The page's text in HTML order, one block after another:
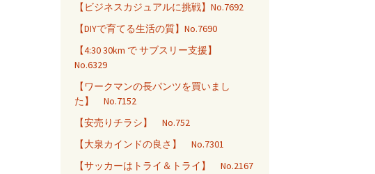
【ビジネスカジュアルに挑戦】No.7692
【DIYで育てる生活の質】No.7690
【4:30 30km で サブスリー支援】
No.6329
【ワークマンの長パンツを買いまし
た】 No.7152
【安売りチラシ】 No.752
【大泉カインドの良さ】 No.7301
【サッカーはトライ＆トライ】 No.2167